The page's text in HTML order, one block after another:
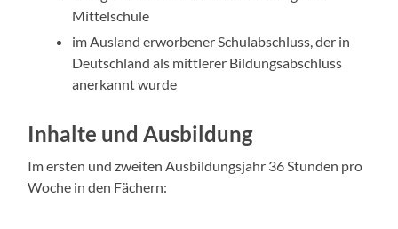
Mittelschule
im Ausland erworbener Schulabschluss, der in
Deutschland als mittlerer Bildungsabschluss
anerkannt wurde
Inhalte und Ausbildung
Im ersten und zweiten Ausbildungsjahr 36 Stunden pro
Woche in den Fächern: